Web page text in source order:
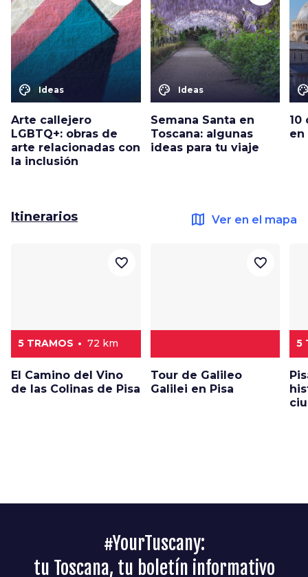
color_lens Ideas
Arte callejero
LGBTQ+: obras de
arte relacionadas con
la inclusión
color_lens Ideas
Semana Santa en
Toscana: algunas
ideas para tu viaje
10
en
Itinerarios map Ver en el mapa
5 TRAMOS 72 km
El Camino del Vino
de las Colinas de Pisa
favorite_border
Tour de Galileo
Galilei en Pisa
favorite_border
5
#YourTuscany:
tu Toscana, tu boletín informativo